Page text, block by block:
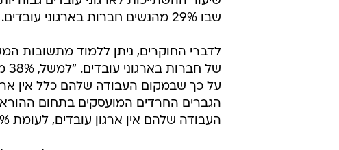
תפיסה חיובית לגבי קיומם וחשיבותם של
לראות כי שיעור גבוה מהחרדים השיבו
החוקרים מצאו בקרב העובדים השכירים
לרבות היעדר קיומם של ארגוני עובדים
החוקרים את החשש הקיים אצל עובדים
שאינם חרדים, עלולה להיות כרוכה